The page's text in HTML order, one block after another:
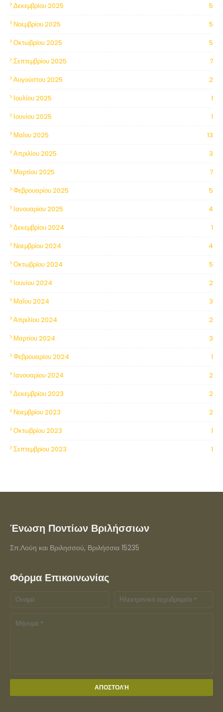
Δεκεμβρίου 2025
5
Νοεμβρίου 2025
5
Οκτωβρίου 2025
5
Σεπτεμβρίου 2025
7
Αυγούστου 2025
2
Ιουλίου 2025
1
Ιουνίου 2025
1
Μαΐου 2025
13
Απριλίου 2025
3
Μαρτίου 2025
7
Φεβρουαρίου 2025
5
Ιανουαρίου 2025
4
Δεκεμβρίου 2024
1
Νοεμβρίου 2024
4
Οκτωβρίου 2024
5
Ιουνίου 2024
2
Μαΐου 2024
3
Απριλίου 2024
2
Μαρτίου 2024
3
Φεβρουαρίου 2024
1
Ιανουαρίου 2024
2
Δεκεμβρίου 2023
2
Νοεμβρίου 2023
2
Οκτωβρίου 2023
1
Σεπτεμβρίου 2023
1
Ένωση Ποντίων Βριλήσσιων
Σπ.Λούη και Βριλησσού, Βριλήσσια 15235
Φόρμα Επικοινωνίας